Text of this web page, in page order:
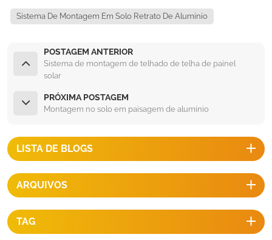
Sistema De Montagem Em Solo Retrato De Alumínio
POSTAGEM ANTERIOR
Sistema de montagem de telhado de telha de painel
solar
PRÓXIMA POSTAGEM
Montagem no solo em paisagem de alumínio
LISTA DE BLOGS
ARQUIVOS
TAG